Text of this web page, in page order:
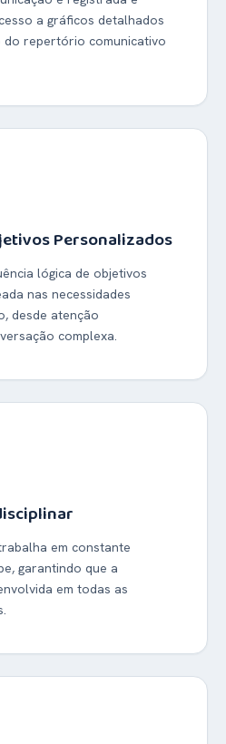
a gráficos detalhados
repertório comunicativo
Personalizados
lógica de objetivos
nas necessidades
desde atenção
complexa.
em constante
garantindo que a
em todas as